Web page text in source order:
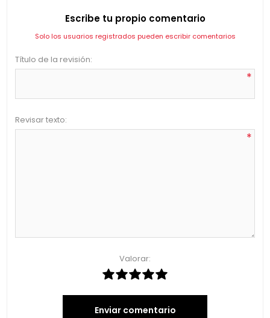
Escribe tu propio comentario
Solo los usuarios registrados pueden escribir comentarios
Título de la revisión:
*
Revisar texto:
*
Valorar:
Enviar comentario